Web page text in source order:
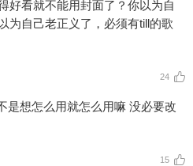
好看就不能用封面了？你以为自
为自己老正义了，必须有till的歌
24
是想怎么用就怎么用嘛 没必要改
15